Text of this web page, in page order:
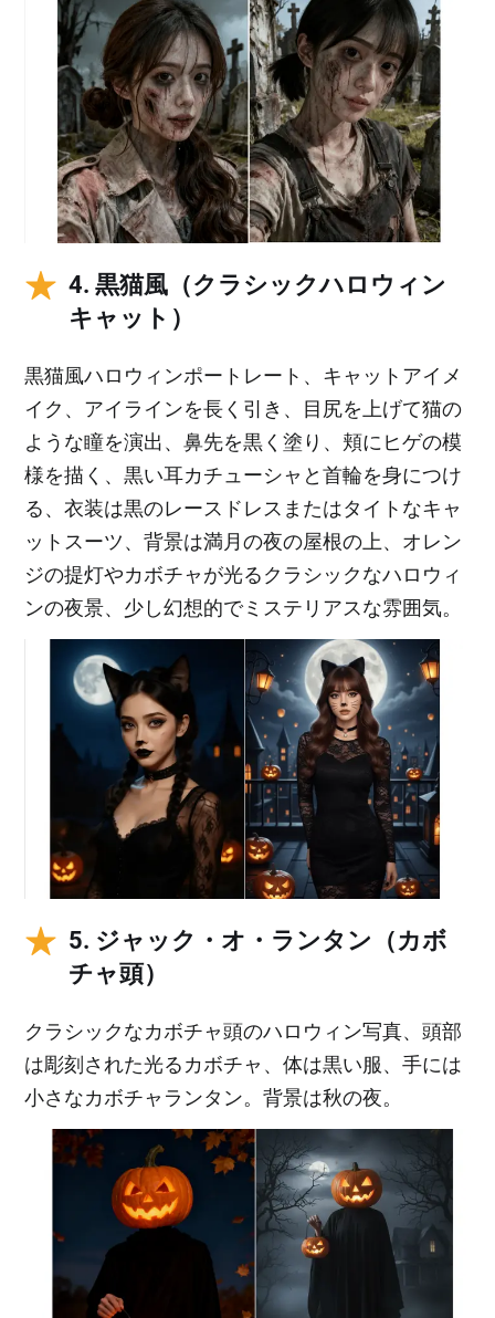
4. 黒猫風（クラシックハロウィン
キャット）
黒猫風ハロウィンポートレート、キャットアイメ
イク、アイラインを長く引き、目尻を上げて猫の
ような瞳を演出、鼻先を黒く塗り、頬にヒゲの模
様を描く、黒い耳カチューシャと首輪を身につけ
る、衣装は黒のレースドレスまたはタイトなキャ
ットスーツ、背景は満月の夜の屋根の上、オレン
ジの提灯やカボチャが光るクラシックなハロウィ
ンの夜景、少し幻想的でミステリアスな雰囲気。
5. ジャック・オ・ランタン（カボ
チャ頭）
クラシックなカボチャ頭のハロウィン写真、頭部
は彫刻された光るカボチャ、体は黒い服、手には
小さなカボチャランタン。背景は秋の夜。